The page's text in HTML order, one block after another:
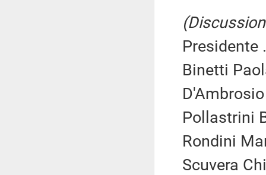
Presidente
Binetti
Pollastrini
Rondini
Scuvera